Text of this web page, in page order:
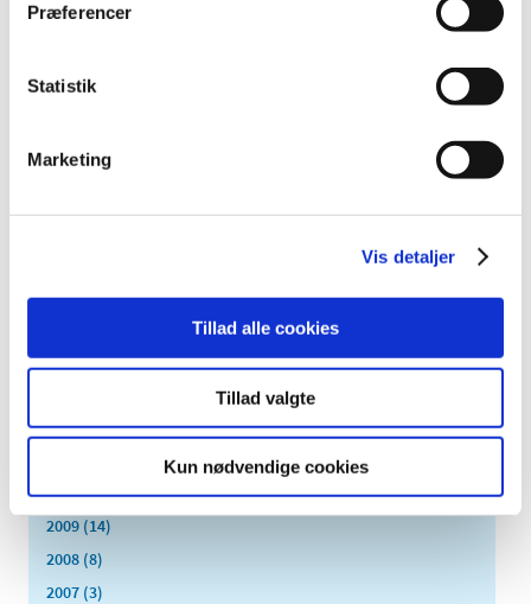
Præferencer
Statistik
Marketing
Vis detaljer
Tillad alle cookies
Tillad valgte
Kun nødvendige cookies
december (3)
oktober (1)
juli (2)
marts (3)
januar (3)
2012 (44)
2010 (7)
2009 (14)
2008 (8)
2007 (3)